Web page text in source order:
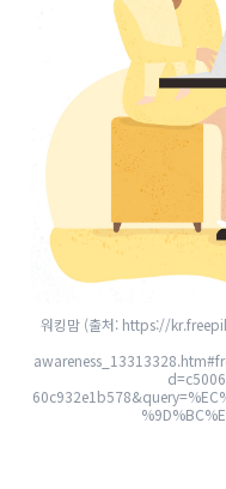
워킹맘 (출처: https://